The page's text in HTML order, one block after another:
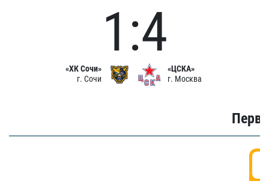
«ХК Сочи»
г. Сочи
1:4
«ЦСКА»
г. Москва